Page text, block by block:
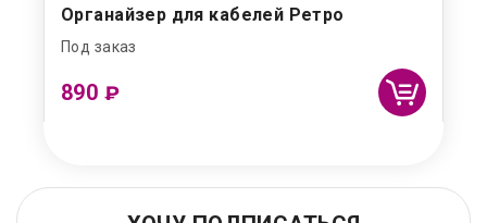
Органайзер для кабелей Ретро
Под заказ
890 ₽